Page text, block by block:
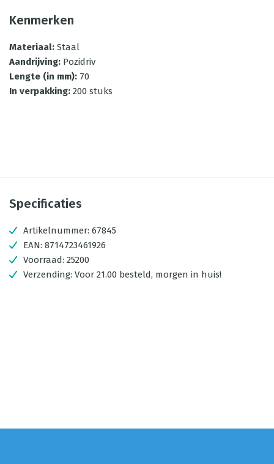
Kenmerken
Materiaal: Staal
Aandrijving: Pozidriv
Lengte (in mm): 70
In verpakking: 200 stuks
Specificaties
Artikelnummer: 67845
EAN: 8714723461926
Voorraad: 25200
Verzending: Voor 21.00 besteld, morgen in huis!